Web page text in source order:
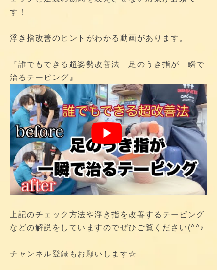
す！
浮き指改善のヒントがわかる動画があります。
『誰でもできる超姿勢改善法 足のうき指が一瞬で
治るテーピング』
上記のチェック方法や浮き指を改善するテーピング
などの解説をしていますのでぜひご覧ください(^^♪
チャンネル登録もお願いします☆